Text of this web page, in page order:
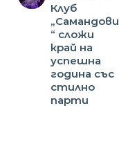
Клуб
„Самандови
“ сложи
край на
успешна
година със
стилно
парти